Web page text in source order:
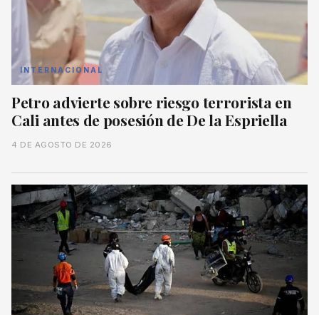
INTERNACIONAL
Petro advierte sobre riesgo terrorista en
Cali antes de posesión de De la Espriella
4 DE AGOSTO DE 2026